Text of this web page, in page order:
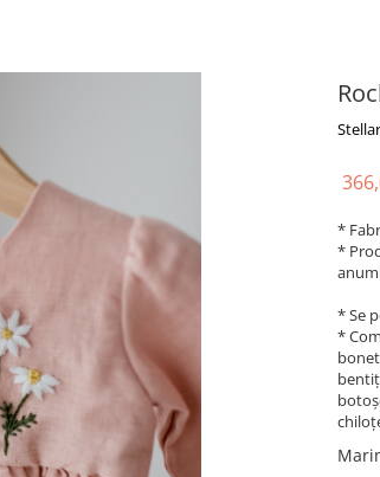
*
*
* Se
*